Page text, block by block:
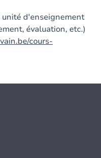
d'enseignement
évaluation, etc.)
cours-